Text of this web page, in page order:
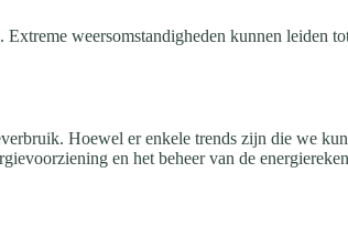
weersomstandigheden kunnen leiden
Hoewel er enkele trends zijn die we
en het beheer van de